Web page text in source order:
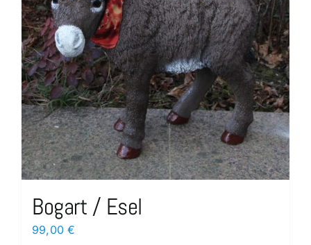
Bogart / Esel
99,00€